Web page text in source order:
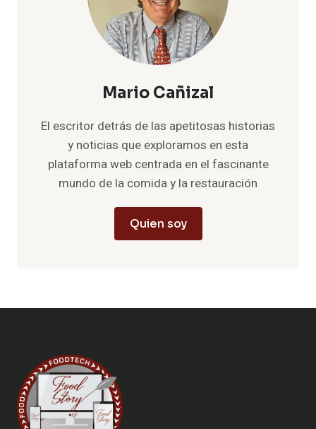
Mario Cañizal
El escritor detrás de las apetitosas historias
y noticias que exploramos en esta
plataforma web centrada en el fascinante
mundo de la comida y la restauración
Quien soy